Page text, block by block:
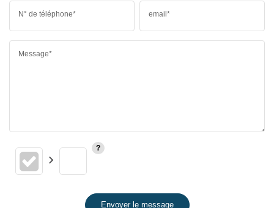
N° de téléphone* email*
Message*
Envoyer le message